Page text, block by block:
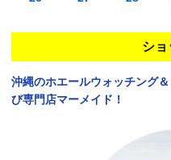
ショ
沖縄のホエールウォッチング＆
び専門店マーメイド！